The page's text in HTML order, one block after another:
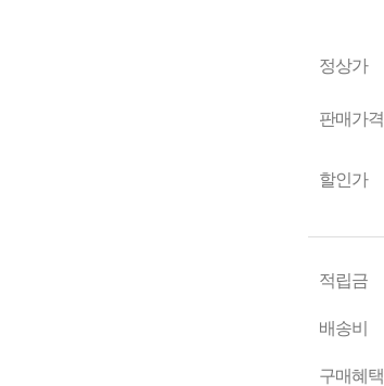
정상가
판매가격
할인가
적립금
배송비
구매혜택